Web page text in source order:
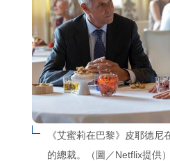
《艾蜜莉在巴黎》皮耶德
的總裁。（圖／Netflix提供）